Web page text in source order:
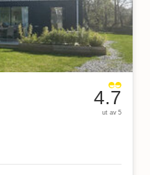
4.7
ut av 5